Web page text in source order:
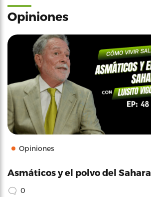
Opiniones
Opiniones
Asmáticos y el polvo del Sahara
0